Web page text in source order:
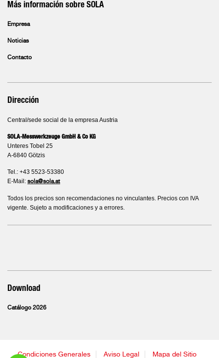
Más información sobre SOLA
Empresa
Noticias
Contacto
Dirección
Central/sede social de la empresa Austria
SOLA-Messwerkzeuge GmbH & Co KG
Unteres Tobel 25
A-6840 Götzis
Tel.: +43 5523-53380
E-Mail: sola@sola.at
Todos los precios son recomendaciones no vinculantes. Precios con IVA
vigente. Sujeto a modificaciones y a errores.
Download
Catálogo 2026
Condiciones Generales Aviso Legal Mapa del Sitio